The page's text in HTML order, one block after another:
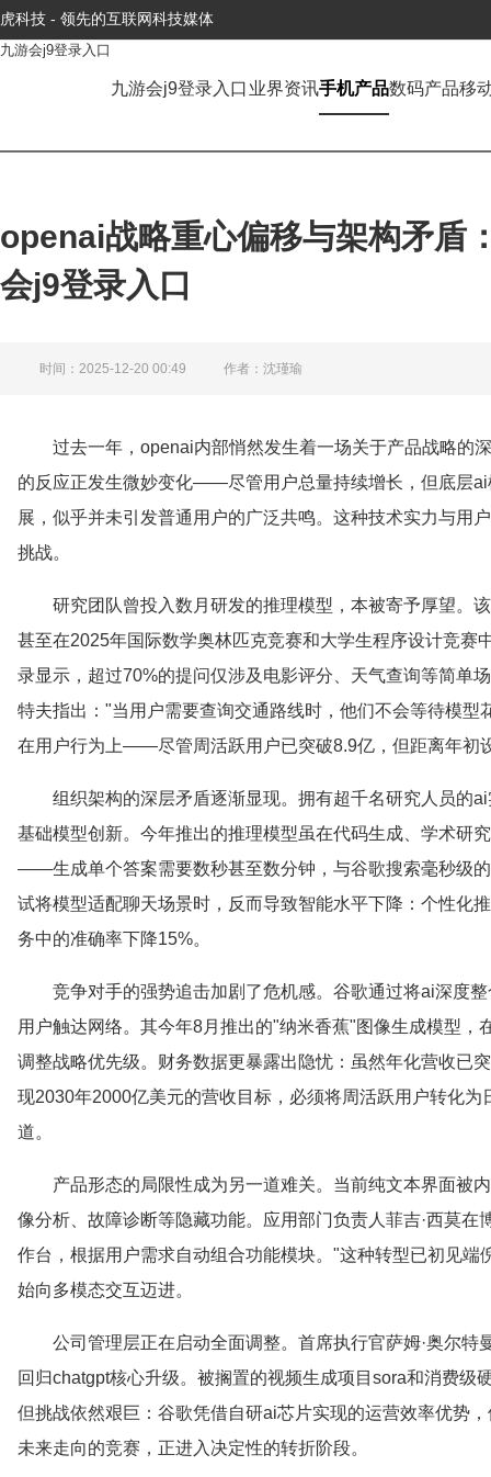
虎科技 - 领先的互联网科技媒体
九游会j9登录入口
九游会j9登录入口 业界资讯手机产品数码产品移
openai战略重心偏移与架构矛盾
会j9登录入口
时间：2025-12-20 00:49 作者：沈瑾瑜
过去一年，openai内部悄然发生着一场关于产品战略的
的反应正发生微妙变化——尽管用户总量持续增长，但底层
展，似乎并未引发普通用户的广泛共鸣。这种技术实力与用
挑战。
研究团队曾投入数月研发的推理模型，本被寄予厚望。
甚至在2025年国际数学奥林匹克竞赛和大学生程序设计竞赛
录显示，超过70%的提问仅涉及电影评分、天气查询等简单
特夫指出："当用户需要查询交通路线时，他们不会等待模
在用户行为上——尽管周活跃用户已突破8.9亿，但距离年初
组织架构的深层矛盾逐渐显现。拥有超千名研究人员的
基础模型创新。今年推出的推理模型虽在代码生成、学术研
——生成单个答案需要数秒甚至数分钟，与谷歌搜索毫秒级
试将模型适配聊天场景时，反而导致智能水平下降：个性化
务中的准确率下降15%。
竞争对手的强势追击加剧了危机感。谷歌通过将ai深度
用户触达网络。其今年8月推出的"纳米香蕉"图像生成模型
调整战略优先级。财务数据更暴露出隐忧：虽然年化营收已
现2030年2000亿美元的营收目标，必须将周活跃用户转化
道。
产品形态的局限性成为另一道难关。当前纯文本界面被
像分析、故障诊断等隐藏功能。应用部门负责人菲吉·西莫
作台，根据用户需求自动组合功能模块。"这种转型已初见
始向多模态交互迈进。
公司管理层正在启动全面调整。首席执行官萨姆·奥尔
回归chatgpt核心升级。被搁置的视频生成项目sora和消费级
但挑战依然艰巨：谷歌凭借自研ai芯片实现的运营效率优势
未来走向的竞赛，正进入决定性的转折阶段。